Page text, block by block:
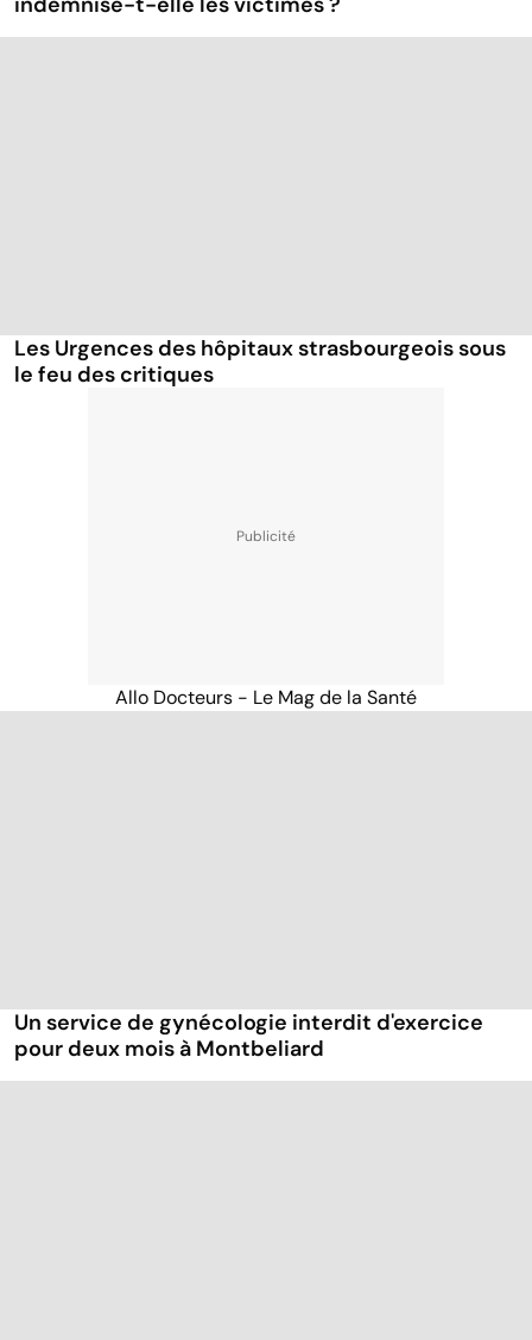
Les Urgences des hôpitaux strasbourgeois sous
le feu des critiques
Allo Docteurs - Le Mag de la Santé
Un service de gynécologie interdit d'exercice
pour deux mois à Montbeliard